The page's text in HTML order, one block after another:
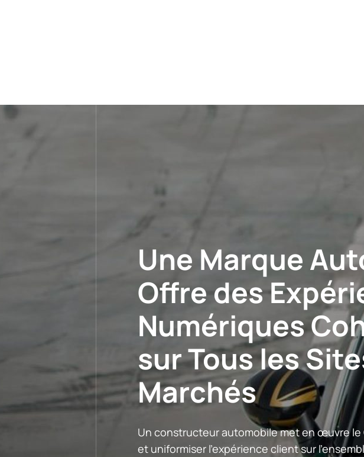
Une Marque
Offre des
Numériques
sur Tous les
Marchés
Un constructeur automobile met en œuvre le
et uniformiser l'expérience client sur